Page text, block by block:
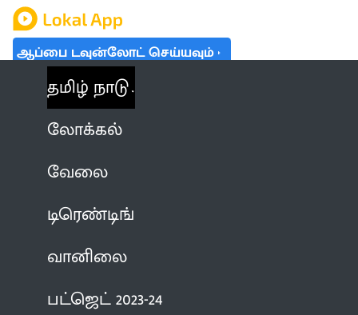
ஆப்பை டவுன்லோட் செய்யவும்
தமிழ் நாடு
லோக்கல்
வேலை
டிரெண்டிங்
வானிலை
பட்ஜெட் 2023-24